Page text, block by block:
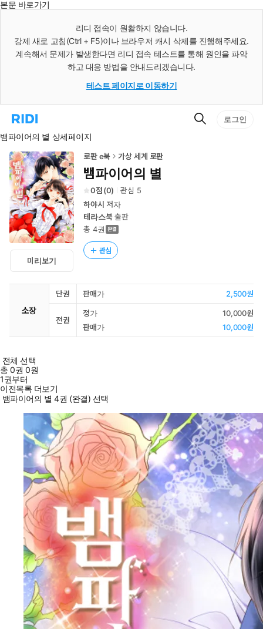
본문 바로가기
리디 접속이 원활하지 않습니다.
강제 새로 고침(Ctrl + F5)이나 브라우저 캐시 삭제를 진행해주세요.
계속해서 문제가 발생한다면 리디 접속 테스트를 통해 원인을 파악
하고 대응 방법을 안내드리겠습니다.
테스트 페이지로 이동하기
리
홈
로
이
동
검
로그인
뱀파이어의 별 상세페이지
미리보기
로판 e북 가상 세계 로판
뱀파이어의 별
0 (0) 관심 5
하야시 저자
테라스북출판
총 4권
관심
소장
단권 판매가 2,500원
전권
정가
10,000원
판매가
10,000원
전체 선택
총0권 0원
1권부터
이전목록 더보기
뱀파이어의 별 4권 (완결) 선택